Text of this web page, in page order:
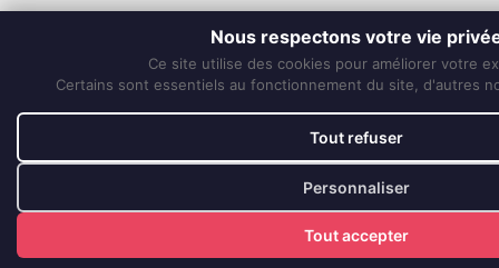
Nous respectons votre vie
Ce site utilise des cookies pour améliorer votre
Certains sont essentiels au fonctionnement du site, d'autres
Tout refuser
Personnaliser
Tout accepter